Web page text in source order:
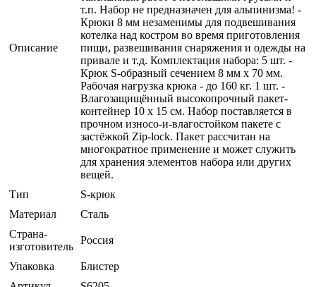
Описание
т.п. Набор не предназначен для альпинизма! -
Крюки 8 мм незаменимы для подвешивания
котелка над костром во время приготовления
пищи, развешивания снаряжения и одежды на
привале и т.д. Комплектация набора: 5 шт. -
Крюк S-образный сечением 8 мм х 70 мм.
Рабочая нагрузка крюка - до 160 кг. 1 шт. -
Влагозащищённый высокопрочный пакет-
контейнер 10 х 15 см. Набор поставляется в
прочном износо-и-влагостойком пакете с
застёжкой Zip-lock. Пакет рассчитан на
многократное применение и может служить
для хранения элементов набора или других
вещей.
Тип
S-крюк
Материал
Сталь
Страна-
изготовитель
Россия
Упаковка
Блистер